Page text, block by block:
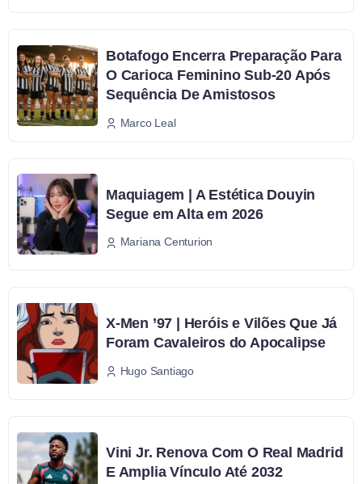
Botafogo Encerra Preparação Para
O Carioca Feminino Sub-20 Após
Sequência De Amistosos
Marco Leal
Maquiagem | A Estética Douyin
Segue em Alta em 2026
Mariana Centurion
X-Men ’97 | Heróis e Vilões Que Já
Foram Cavaleiros do Apocalipse
Hugo Santiago
Vini Jr. Renova Com O Real Madrid
E Amplia Vínculo Até 2032